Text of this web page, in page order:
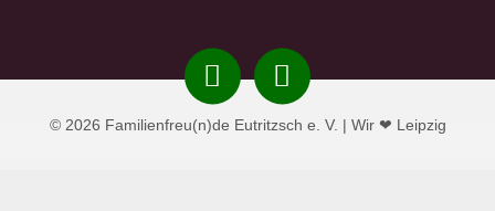
InstagramFacebook
© 2026 Familienfreu(n)de Eutritzsch e. V. | Wir ❤ Leipzig